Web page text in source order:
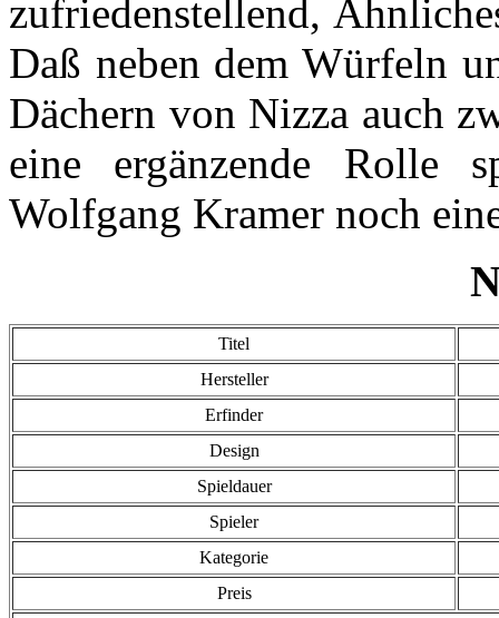
zufriedenstellend,
Daß neben dem Würfeln
Dächern von Nizza auch
eine ergänzende Rolle
Wolfgang Kramer noch
Titel
Hersteller
Erfinder
Design
Spieldauer
Spieler
Kategorie
Preis